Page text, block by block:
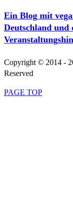
Ein Blog mit
Deutschland und
Copyright © 2014 -
Reserved
PAGE TOP